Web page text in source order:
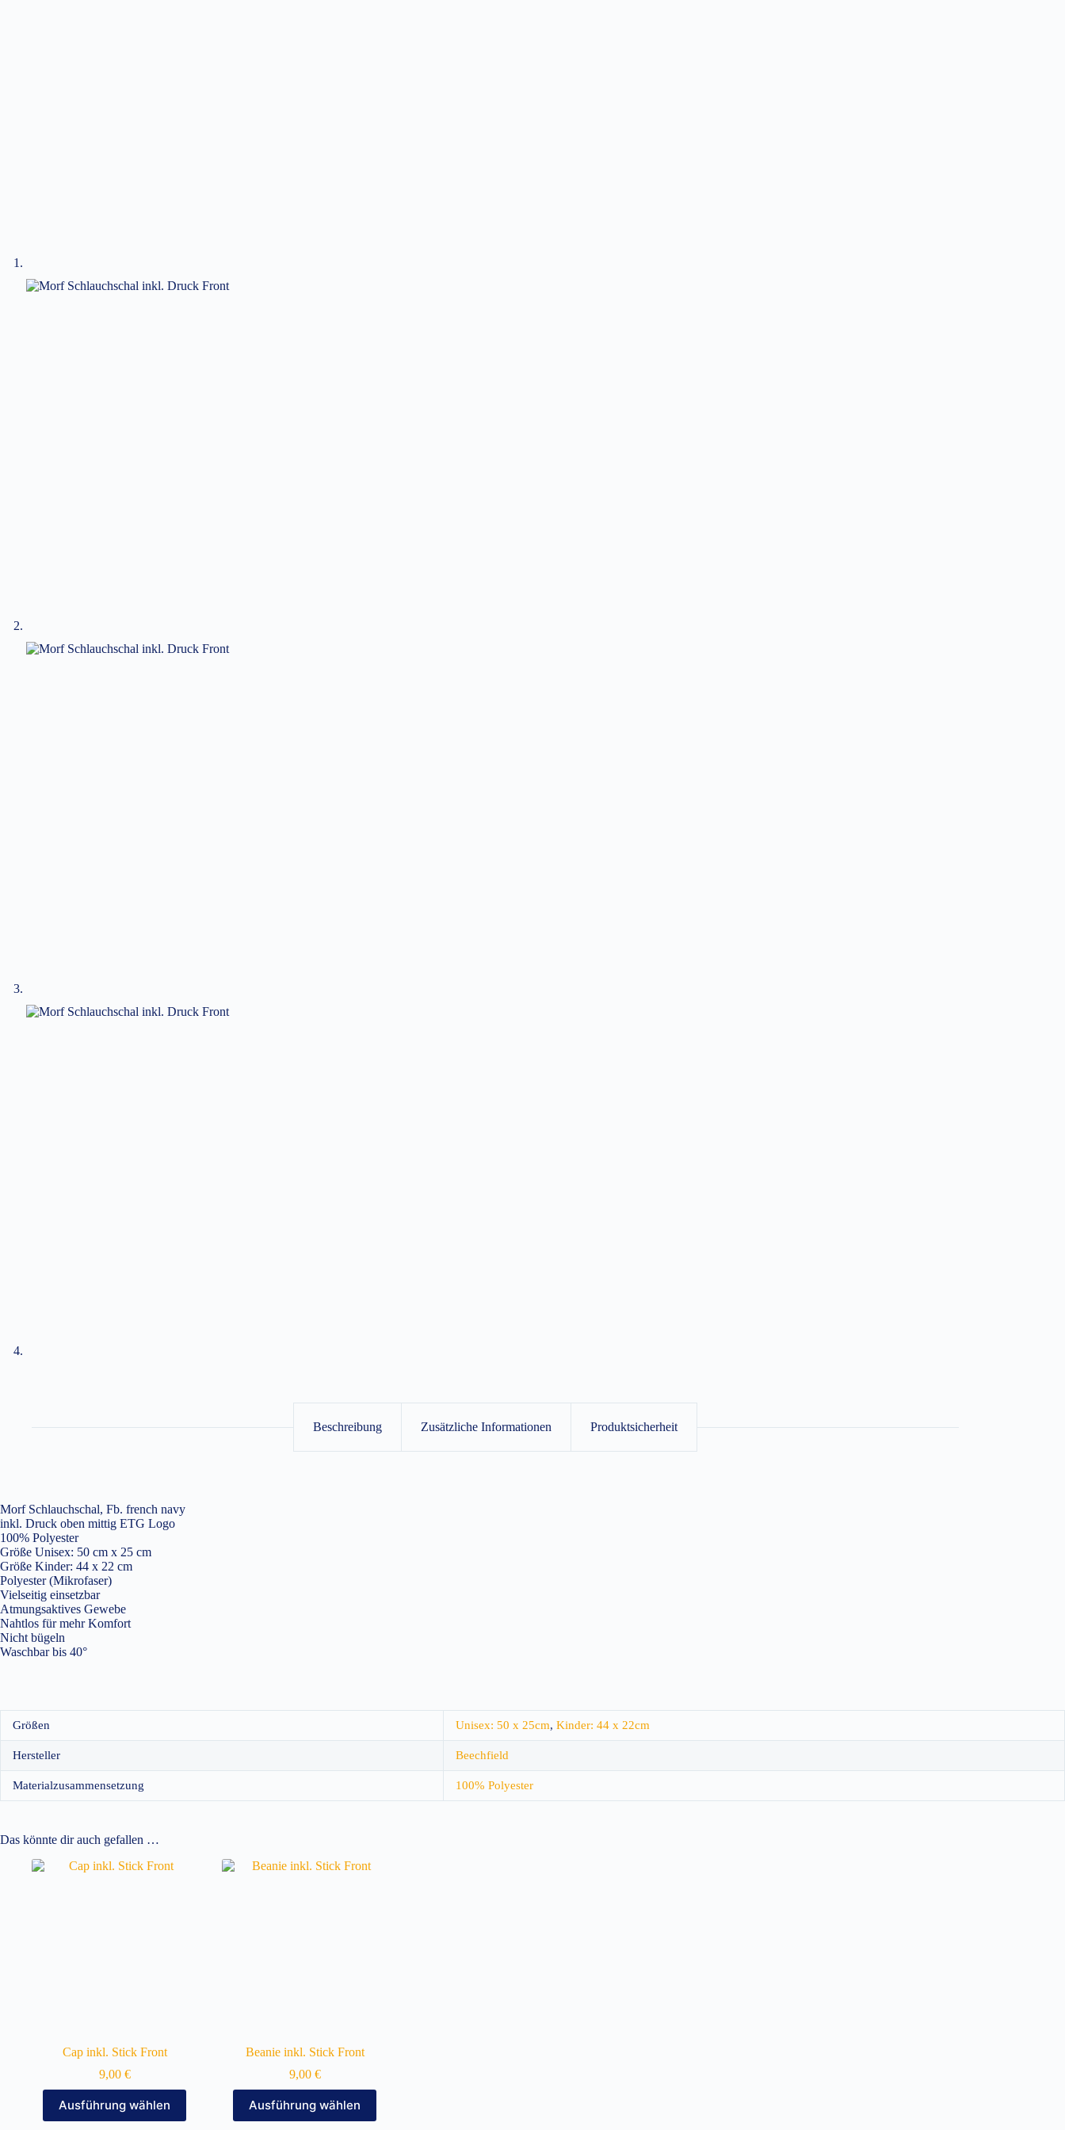
Beschreibung Zusätzliche Informationen Produktsicherheit
Morf Schlauchschal, Fb. french navy
inkl. Druck oben mittig ETG Logo
100% Polyester
Größe Unisex: 50 cm x 25 cm
Größe Kinder: 44 x 22 cm
Polyester (Mikrofaser)
Vielseitig einsetzbar
Atmungsaktives Gewebe
Nahtlos für mehr Komfort
Nicht bügeln
Waschbar bis 40°
Größen Unisex: 50 x 25cm, Kinder: 44 x 22cm
Hersteller Beechfield
Materialzusammensetzung 100% Polyester
Das könnte dir auch gefallen …
Cap inkl. Stick Front
9,00 €
Ausführung wählen
Produkt
weist
Beanie inkl. Stick Front
9,00 €
Ausführung wählen
Produkt
weist